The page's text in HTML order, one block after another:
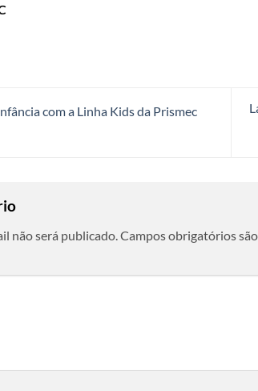
com a Linha Kids da Prismec
não será publicado.Campos obrigatórios